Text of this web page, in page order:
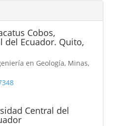
Cobos,
del Ecuador. Quito,
en Geología, Minas,
Central del